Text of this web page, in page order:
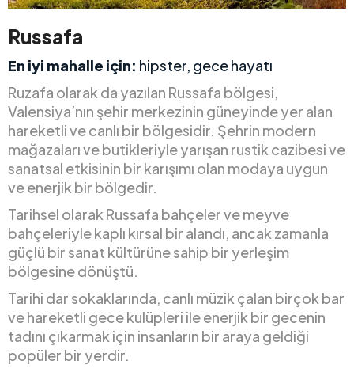
Russafa
En iyi mahalle için: hipster, gece hayatı
Ruzafa olarak da yazılan Russafa bölgesi,
Valensiya’nın şehir merkezinin güneyinde yer alan
hareketli ve canlı bir bölgesidir. Şehrin modern
mağazaları ve butikleriyle yarışan rustik cazibesi ve
sanatsal etkisinin bir karışımı olan modaya uygun
ve enerjik bir bölgedir.
Tarihsel olarak Russafa bahçeler ve meyve
bahçeleriyle kaplı kırsal bir alandı, ancak zamanla
güçlü bir sanat kültürüne sahip bir yerleşim
bölgesine dönüştü.
Tarihi dar sokaklarında, canlı müzik çalan birçok bar
ve hareketli gece kulüpleri ile enerjik bir gecenin
tadını çıkarmak için insanların bir araya geldiği
popüler bir yerdir.